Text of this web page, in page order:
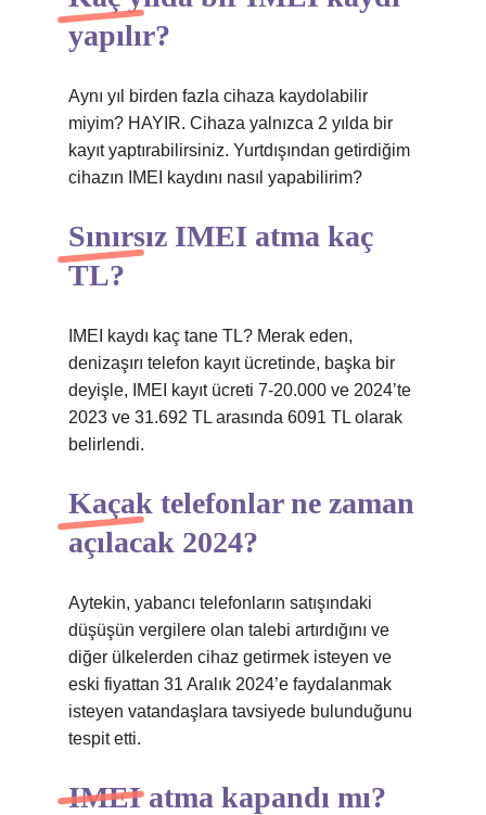
yapılır?
Aynı yıl birden fazla cihaza kaydolabilir
miyim? HAYIR. Cihaza yalnızca 2 yılda bir
kayıt yaptırabilirsiniz. Yurtdışından getirdiğim
cihazın IMEI kaydını nasıl yapabilirim?
Sınırsız IMEI atma kaç
TL?
IMEI kaydı kaç tane TL? Merak eden,
denizaşırı telefon kayıt ücretinde, başka bir
deyişle, IMEI kayıt ücreti 7-20.000 ve 2024’te
2023 ve 31.692 TL arasında 6091 TL olarak
belirlendi.
Kaçak telefonlar ne zaman
açılacak 2024?
Aytekin, yabancı telefonların satışındaki
düşüşün vergilere olan talebi artırdığını ve
diğer ülkelerden cihaz getirmek isteyen ve
eski fiyattan 31 Aralık 2024’e faydalanmak
isteyen vatandaşlara tavsiyede bulunduğunu
tespit etti.
IMEI atma kapandı mı?